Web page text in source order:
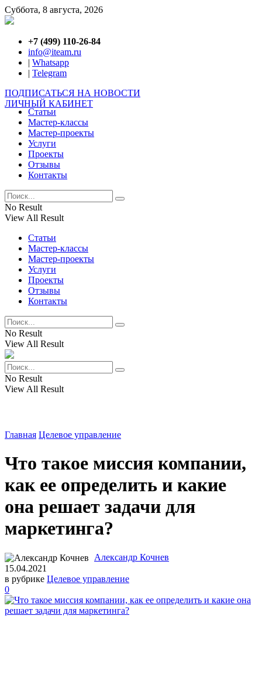
Суббота, 8 августа, 2026
+7 (499) 110-26-84
info@iteam.ru
| Whatsapp
| Telegram
ПОДПИСАТЬСЯ НА НОВОСТИ
ЛИЧНЫЙ КАБИНЕТ
Статьи
Мастер-классы
Мастер-проекты
Услуги
Проекты
Отзывы
Контакты
No Result
View All Result
Статьи
Мастер-классы
Мастер-проекты
Услуги
Проекты
Отзывы
Контакты
No Result
View All Result
No Result
View All Result
Главная Целевое управление
Что такое миссия компании,
как ее определить и какие
она решает задачи для
маркетинга?
Александр Кочнев
15.04.2021
в рубрике Целевое управление
0